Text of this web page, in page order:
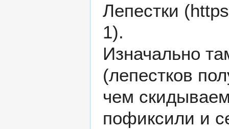
Лепестки
.
Изначально
(лепестков
чем
пофиксили и